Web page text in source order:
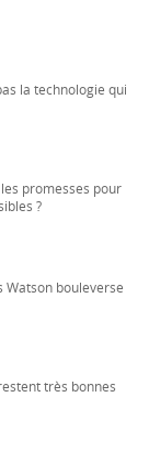
la technologie qui
promesses pour
?
Watson bouleverse
très bonnes